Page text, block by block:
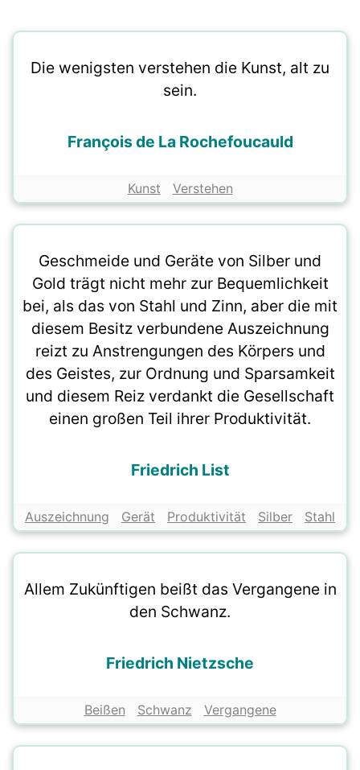
Die wenigsten verstehen die Kunst, alt zu
sein.
François de La Rochefoucauld
Kunst Verstehen
Geschmeide und Geräte von Silber und
Gold trägt nicht mehr zur Bequemlichkeit
bei, als das von Stahl und Zinn, aber die mit
diesem Besitz verbundene Auszeichnung
reizt zu Anstrengungen des Körpers und
des Geistes, zur Ordnung und Sparsamkeit
und diesem Reiz verdankt die Gesellschaft
einen großen Teil ihrer Produktivität.
Friedrich List
Auszeichnung Gerät Produktivität Silber Stahl
Allem Zukünftigen beißt das Vergangene in
den Schwanz.
Friedrich Nietzsche
Beißen Schwanz Vergangene